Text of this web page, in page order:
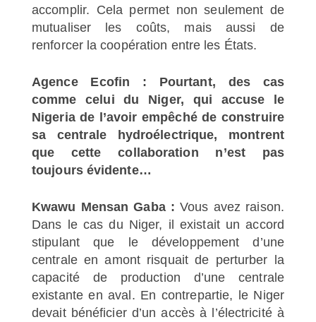
accomplir. Cela permet non seulement de
mutualiser les coûts, mais aussi de
renforcer la coopération entre les États.
Agence Ecofin : Pourtant, des cas
comme celui du Niger, qui accuse le
Nigeria de l’avoir empêché de construire
sa centrale hydroélectrique, montrent
que cette collaboration n’est pas
toujours évidente…
Kwawu Mensan Gaba : Vous avez raison.
Dans le cas du Niger, il existait un accord
stipulant que le développement d’une
centrale en amont risquait de perturber la
capacité de production d’une centrale
existante en aval. En contrepartie, le Niger
devait bénéficier d’un accès à l’électricité à